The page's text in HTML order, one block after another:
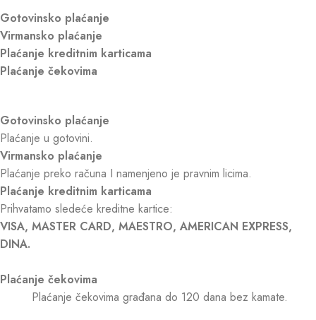
Gotovinsko plaćanje
Virmansko plaćanje
Plaćanje kreditnim karticama
Plaćanje čekovima
Gotovinsko plaćanje
Plaćanje u gotovini.
Virmansko plaćanje
Plaćanje preko računa I namenjeno je pravnim licima.
Plaćanje kreditnim karticama
Prihvatamo sledeće kreditne kartice:
VISA, MASTER CARD, MAESTRO, AMERICAN EXPRESS,
DINA.
Plaćanje čekovima
Plaćanje čekovima građana do 120 dana bez kamate.